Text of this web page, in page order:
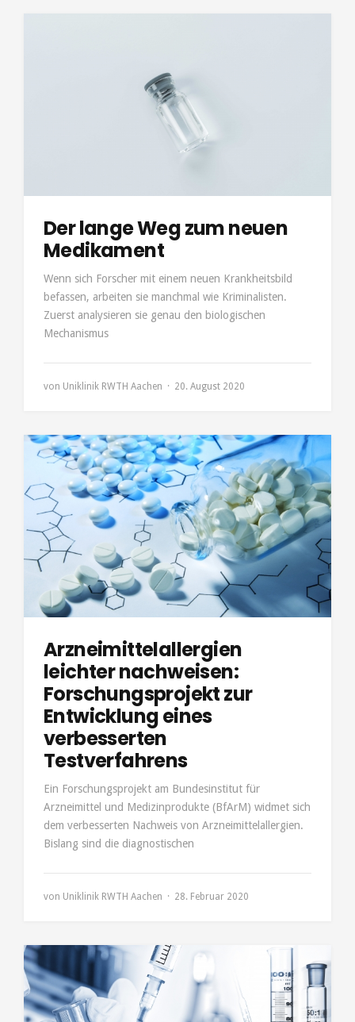
Der lange Weg zum neuen
Medikament
Wenn sich Forscher mit einem neuen Krankheitsbild
befassen, arbeiten sie manchmal wie Kriminalisten.
Zuerst analysieren sie genau den biologischen
Mechanismus
von Uniklinik RWTH Aachen 20. August 2020
Arzneimittelallergien
leichter nachweisen:
Forschungsprojekt zur
Entwicklung eines
verbesserten
Testverfahrens
Ein Forschungsprojekt am Bundesinstitut für
Arzneimittel und Medizinprodukte (BfArM) widmet sich
dem verbesserten Nachweis von Arzneimittelallergien.
Bislang sind die diagnostischen
von Uniklinik RWTH Aachen 28. Februar 2020